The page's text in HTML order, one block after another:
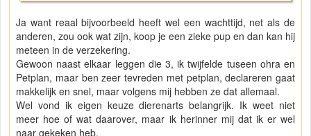
Ja want reaal bijvoorbeeld heeft wel een wachttijd, net als de
anderen, zou ook wat zijn, koop je een zieke pup en dan kan hij
meteen in de verzekering.
Gewoon naast elkaar leggen die 3, ik twijfelde tuseen ohra en
Petplan, maar ben zeer tevreden met petplan, declareren gaat
makkelijk en snel, maar volgens mij hebben ze dat allemaal.
Wel vond ik eigen keuze dierenarts belangrijk. Ik weet niet
meer hoe of wat daarover, maar ik herinner mij dat ik er wel
naar gekeken heb.